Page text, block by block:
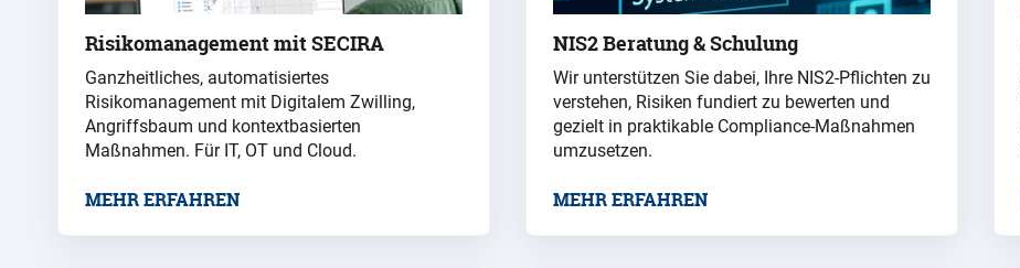
Risikomanagement mit SECIRA
Ganzheitliches, automatisiertes
Risikomanagement mit Digitalem Zwilling,
Angriffsbaum und kontextbasierten
Maßnahmen. Für IT, OT und Cloud.
MEHR ERFAHREN
NIS2 Beratung & Schulung
Wir unterstützen Sie dabei, Ihre NIS2-Pflichten zu
verstehen, Risiken fundiert zu bewerten und
gezielt in praktikable Compliance-Maßnahmen
umzusetzen.
MEHR ERFAHREN